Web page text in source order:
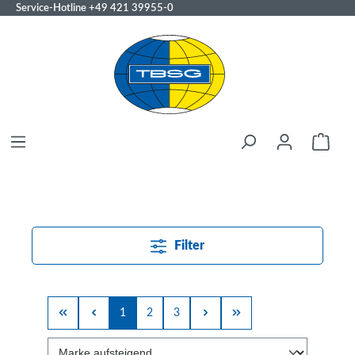
Service-Hotline +49 421 39955-0
Filter
1 2 3